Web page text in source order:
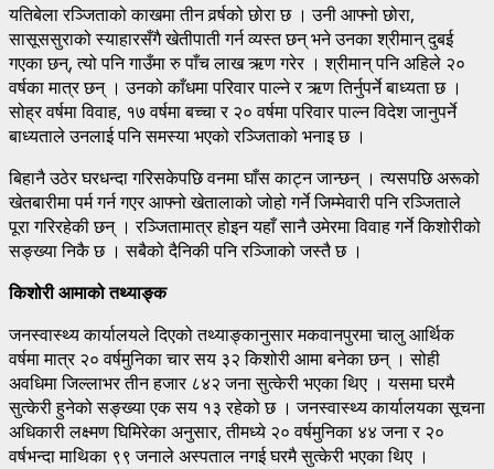
यतिबेला रञ्जिताको काखमा तीन वर्र्षको छोरा छ । उनी आफ्नो छोरा,
सासूससुराको स्याहारसँगै खेतीपाती गर्न व्यस्त छन् भने उनका श्रीमान् दुबई
गएका छन्, त्यो पनि गाउँमा रु पाँच लाख ऋण गरेर । श्रीमान् पनि अहिले २०
वर्षका मात्र छन् । उनको काँधमा परिवार पाल्ने र ऋण तिर्नुपर्ने बाध्यता छ ।
सोह्र वर्षमा विवाह, १७ वर्षमा बच्चा र २० वर्षमा परिवार पाल्न विदेश जानुपर्ने
बाध्यताले उनलाई पनि समस्या भएको रञ्जिताको भनाइ छ ।
बिहानै उठेर घरधन्दा गरिसकेपछि वनमा घाँस काट्न जान्छन् । त्यसपछि अरूको
खेतबारीमा पर्म गर्न गएर आफ्नो खेतालाको जोहो गर्ने जिम्मेवारी पनि रञ्जिताले
पूरा गरिरहेकी छन् । रञ्जितामात्र होइन यहाँ सानै उमेरमा विवाह गर्ने किशोरीको
सङ्ख्या निकै छ । सबैको दैनिकी पनि रञ्जिाको जस्तै छ ।
किशोरी आमाको तथ्याङ्क
जनस्वास्थ्य कार्यालयले दिएको तथ्याङ्कानुसार मकवानपुरमा चालु आर्थिक
वर्षमा मात्र २० वर्षमुनिका चार सय ३२ किशोरी आमा बनेका छन् । सोही
अवधिमा जिल्लाभर तीन हजार ८४२ जना सुत्केरी भएका थिए । यसमा घरमै
सुत्केरी हुनेको सङ्ख्या एक सय १३ रहेको छ । जनस्वास्थ्य कार्यालयका सूचना
अधिकारी लक्ष्मण घिमिरेका अनुसार, तीमध्ये २० वर्षमुनिका ४४ जना र २०
वर्षभन्दा माथिका ९९ जनाले अस्पताल नगई घरमै सुत्केरी भएका थिए ।